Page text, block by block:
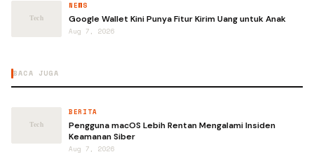
NEWS
Google Wallet Kini Punya Fitur Kirim Uang untuk Anak
Aug 7, 2026
BACA JUGA
BERITA
Pengguna macOS Lebih Rentan Mengalami Insiden
Keamanan Siber
Aug 7, 2026